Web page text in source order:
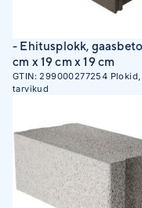
- Ehitusplokk,
cm x 19 cm x 19 cm
GTIN: 299000277254
tarvikud